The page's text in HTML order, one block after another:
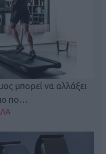
μπορεί να αλλάξει
πο…